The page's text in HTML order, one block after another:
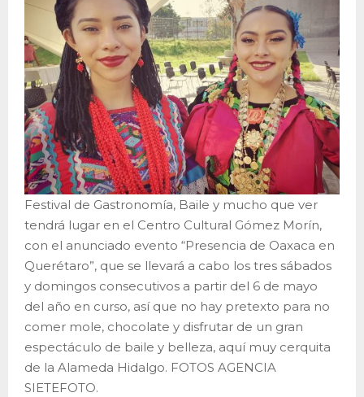
Festival de Gastronomía, Baile y mucho que ver
tendrá lugar en el Centro Cultural Gómez Morín,
con el anunciado evento “Presencia de Oaxaca en
Querétaro”, que se llevará a cabo los tres sábados
y domingos consecutivos a partir del 6 de mayo
del año en curso, así que no hay pretexto para no
comer mole, chocolate y disfrutar de un gran
espectáculo de baile y belleza, aquí muy cerquita
de la Alameda Hidalgo. FOTOS AGENCIA
SIETEFOTO.